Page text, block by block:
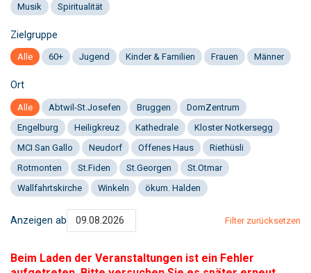
Musik
Spiritualität
Zielgruppe
Alle 60+ Jugend Kinder & Familien Frauen Männer
Ort
Alle Abtwil-St.Josefen Bruggen
DomZentrum
Engelburg
Heiligkreuz Kathedrale
Kloster Notkersegg
MCI San Gallo
Neudorf Offenes Haus
Riethüsli
Rotmonten
St.Fiden St.Georgen
St.Otmar
Wallfahrtskirche
Winkeln ökum. Halden
Anzeigen ab Filter zurücksetzen
Beim Laden der Veranstaltungen ist ein Fehler